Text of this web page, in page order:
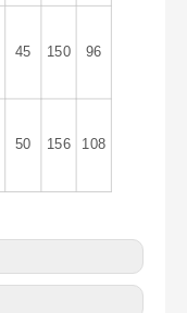
45 150 96
50 156 108